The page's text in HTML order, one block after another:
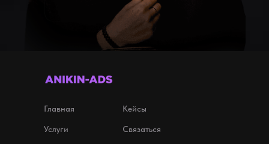
Главная
Услуги
Кейсы
Связаться